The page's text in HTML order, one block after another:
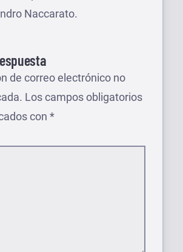
Naccarato.
de correo electrónico no
Los campos obligatorios
con *